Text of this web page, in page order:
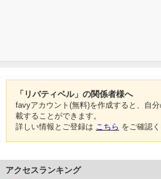
「リバティベル」の関係者様へ
favyアカウント(無料)を作成すると、自
載することができます。
詳しい情報とご登録は こちら をご確認く
アクセスランキング